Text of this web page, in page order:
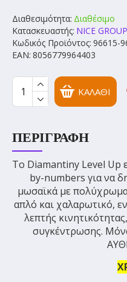
Διαθεσιμότητα: Διαθέσιμο
Κατασκευαστής: NICE GROUP
Κωδικός Προϊόντος: 96615-
EAN: 8056779964403
ΚΑΛΆΘΙ
ΠΕΡΙΓΡΑΦΉ
Το Diamantiny Level Up
by-numbers για να
μωσαϊκά με πολύχρωμα
απλό και χαλαρωτικό,
λεπτής
συγκέντρωσης.